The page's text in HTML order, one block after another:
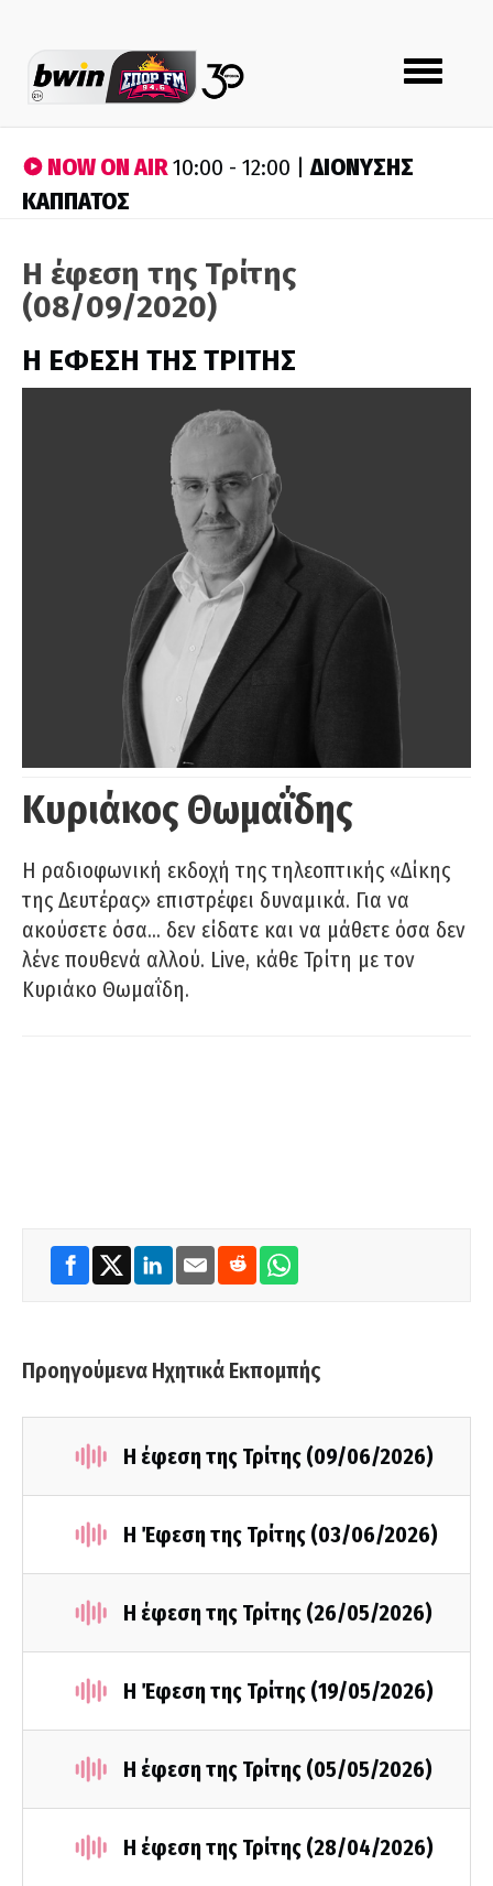
Toggle
navigation
NOW ON AIR10:00 - 12:00 |ΔΙΟΝΥΣΗΣ
ΚΑΠΠΑΤΟΣ
Η έφεση της Τρίτης
(08/09/2020)
Η ΕΦΕΣΗ ΤΗΣ ΤΡΙΤΗΣ
Κυριάκος Θωμαΐδης
Η ραδιοφωνική εκδοχή της τηλεοπτικής «Δίκης
της Δευτέρας» επιστρέφει δυναμικά. Για να
ακούσετε όσα… δεν είδατε και να μάθετε όσα δεν
λένε πουθενά αλλού. Live, κάθε Τρίτη με τον
Κυριάκο Θωμαΐδη.
Προηγούμενα Ηχητικά Εκπομπής
Η έφεση της Τρίτης (09/06/2026)
Η Έφεση της Τρίτης (03/06/2026)
Η έφεση της Τρίτης (26/05/2026)
Η Έφεση της Τρίτης (19/05/2026)
Η έφεση της Τρίτης (05/05/2026)
Η έφεση της Τρίτης (28/04/2026)